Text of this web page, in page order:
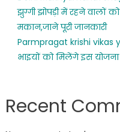
झुग्गी झोपड़ी में रहने वालों
मकान,जाने पूरी जानकारी
Parmpragat krishi vikas
भाइयों को मिलेंगे इस
Recent